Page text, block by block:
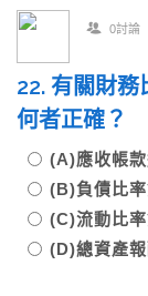
0討論
22. 有關財務
何者正確？
(A)應收帳
(B)負債比
(C)流動比
(D)總資產